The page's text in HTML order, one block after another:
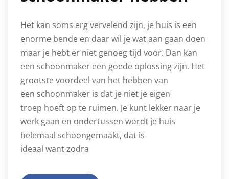
Het kan soms erg vervelend zijn, je huis is een
enorme bende en daar wil je wat aan gaan doen
maar je hebt er niet genoeg tijd voor. Dan kan
een schoonmaker een goede oplossing zijn. Het
grootste voordeel van het hebben van
een schoonmaker is dat je niet je eigen
troep hoeft op te ruimen. Je kunt lekker naar je
werk gaan en ondertussen wordt je huis
helemaal schoongemaakt, dat is
ideaal want zodra